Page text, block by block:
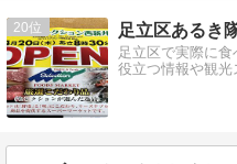
20
足立区で実際に
役立つ情報や観